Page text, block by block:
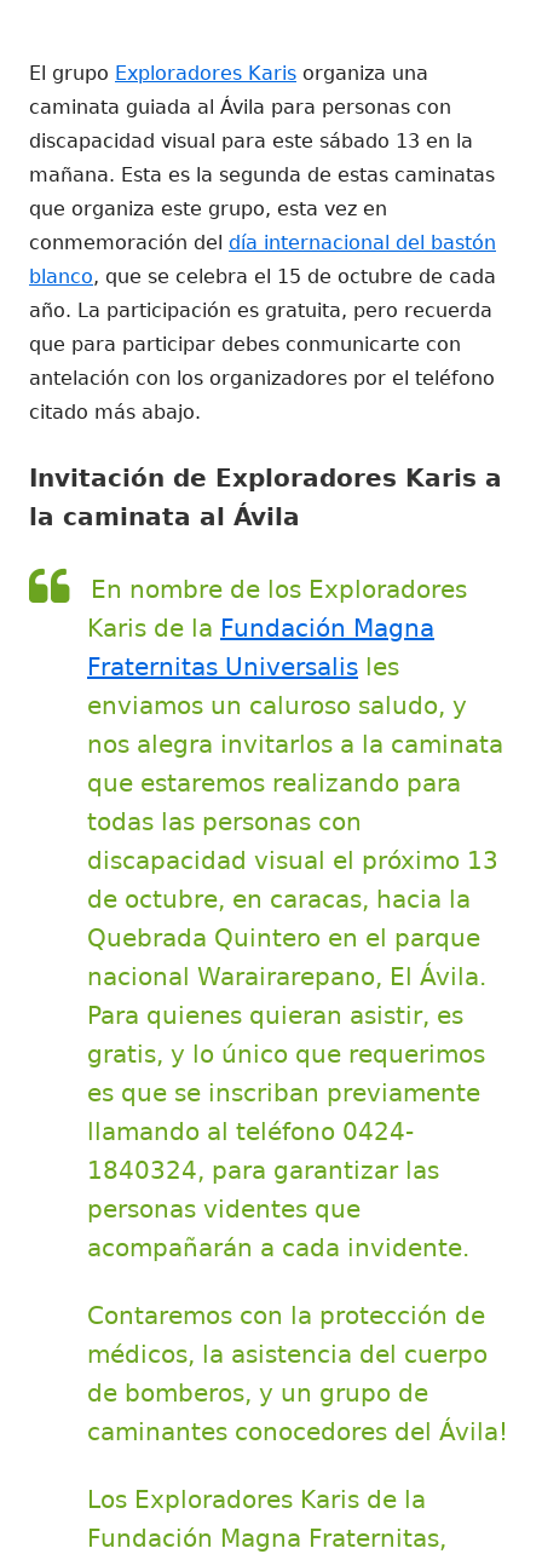
El grupo Exploradores Karis organiza una
caminata guiada al Ávila para personas con
discapacidad visual para este sábado 13 en la
mañana. Esta es la segunda de estas caminatas
que organiza este grupo, esta vez en
conmemoración del día internacional del bastón
blanco, que se celebra el 15 de octubre de cada
año. La participación es gratuita, pero recuerda
que para participar debes conmunicarte con
antelación con los organizadores por el teléfono
citado más abajo.
Invitación de Exploradores Karis a
la caminata al Ávila
En nombre de los Exploradores
Karis de la Fundación Magna
Fraternitas Universalis les
enviamos un caluroso saludo, y
nos alegra invitarlos a la caminata
que estaremos realizando para
todas las personas con
discapacidad visual el próximo 13
de octubre, en caracas, hacia la
Quebrada Quintero en el parque
nacional Warairarepano, El Ávila.
Para quienes quieran asistir, es
gratis, y lo único que requerimos
es que se inscriban previamente
llamando al teléfono 0424-
1840324, para garantizar las
personas videntes que
acompañarán a cada invidente.
Contaremos con la protección de
médicos, la asistencia del cuerpo
de bomberos, y un grupo de
caminantes conocedores del Ávila!
Los Exploradores Karis de la
Fundación Magna Fraternitas,